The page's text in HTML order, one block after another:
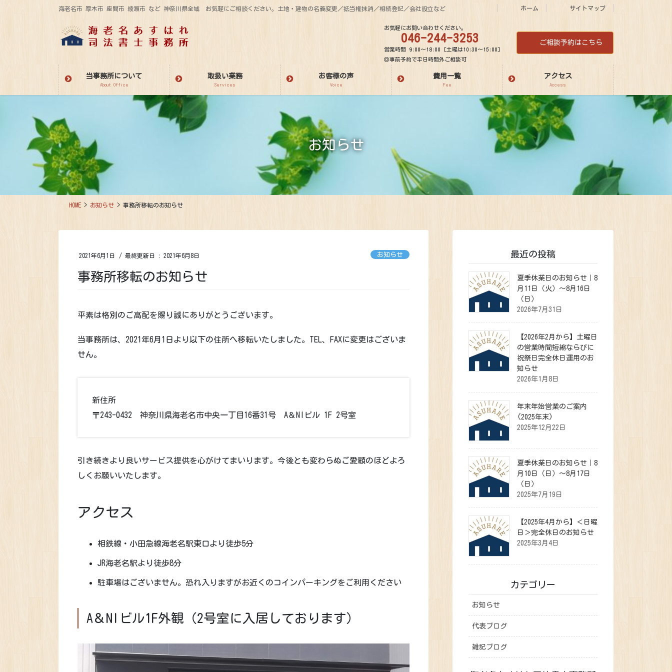
海老名市 厚木市 座間市 綾瀬市 など 神奈川県全域 お気軽にご相談ください。土地・建物の名義変更／抵当権抹消／相続登記／会社設立など ホーム サイトマップ
お気軽にお問い合わせください。
046-244-3253
営業時間 9:00～18:00 [土曜は10:30～15:00]
◎事前予約で平日時間外ご相談可
ご相談予約はこちら
当事務所について
About Office
取扱い業務
Services
お客様の声
Voice
費用一覧
Fee
アクセス
Access
お知らせ
HOME お知らせ 事務所移転のお知らせ
2021年6月1日 / 最終更新日 :2021年6月8日 お知らせ
事務所移転のお知らせ
平素は格別のご高配を賜り誠にありがとうございます。
当事務所は、2021年6月1日より以下の住所へ移転いたしました。TEL、FAXに変更はございま
せん。
新住所
〒243-0432 神奈川県海老名市中央一丁目16番31号 A＆NIビル 1F 2号室
引き続きより良いサービス提供を心がけてまいります。今後とも変わらぬご愛顧のほどよろ
しくお願いいたします。
アクセス
相鉄線・小田急線海老名駅東口より徒歩5分
JR海老名駅より徒歩8分
駐車場はございません。恐れ入りますがお近くのコインパーキングをご利用ください
A＆NIビル1F外観（2号室に入居しております）
最近の投稿
夏季休業日のお知らせ｜8
月11日（火）～8月16日
（日）
2026年7月31日
【2026年2月から】土曜日
の営業時間短縮ならびに
祝祭日完全休日運用のお
知らせ
2026年1月8日
年末年始営業のご案内
(2025年末)
2025年12月22日
夏季休業日のお知らせ｜8
月10日（日）～8月17日
（日）
2025年7月19日
【2025年4月から】＜日曜
日＞完全休日のお知らせ
2025年3月4日
カテゴリー
お知らせ
代表ブログ
雑記ブログ